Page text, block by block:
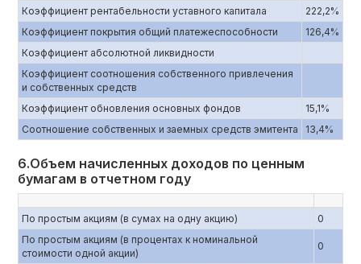
Коэффициент рентабельности уставного капитала
222,2%
Коэффициент покрытия общий платежеспособности
126,4%
Коэффициент абсолютной ликвидности
Коэффициент соотношения собственного привлечения
и собственных средств
Коэффициент обновления основных фондов
15,1%
Соотношение собственных и заемных средств эмитента
13,4%
6.Объем начисленных доходов по ценным
бумагам в отчетном году
По простым акциям (в сумах на одну акцию)
0
По простым акциям (в процентах к номинальной
стоимости одной акции)
0